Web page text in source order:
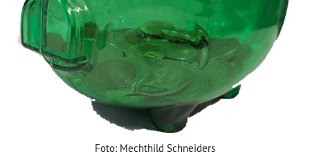
Foto: Mechthild Schneiders